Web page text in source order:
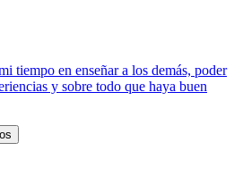
tiempo en enseñar a los demás, poder
y sobre todo que haya buen